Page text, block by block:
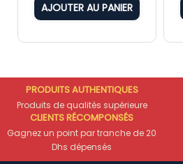
AJOUTER AU PANIER
PRODUITS AUTHENTIQUES
Produits de qualités supérieure
CLIENTS RÉCOMPONSÉS
Gagnez un point par tranche de 20
Dhs dépensés